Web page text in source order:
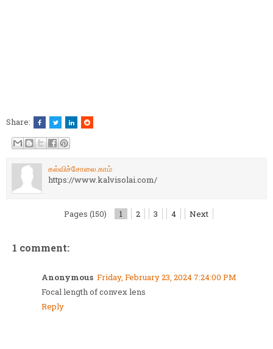
Share:
கல்விச்சோலை.காம்
https://www.kalvisolai.com/
Pages (150) 1 2 3 4 Next
1 comment:
Anonymous Friday, February 23, 2024 7:24:00 PM
Focal length of convex lens
Reply